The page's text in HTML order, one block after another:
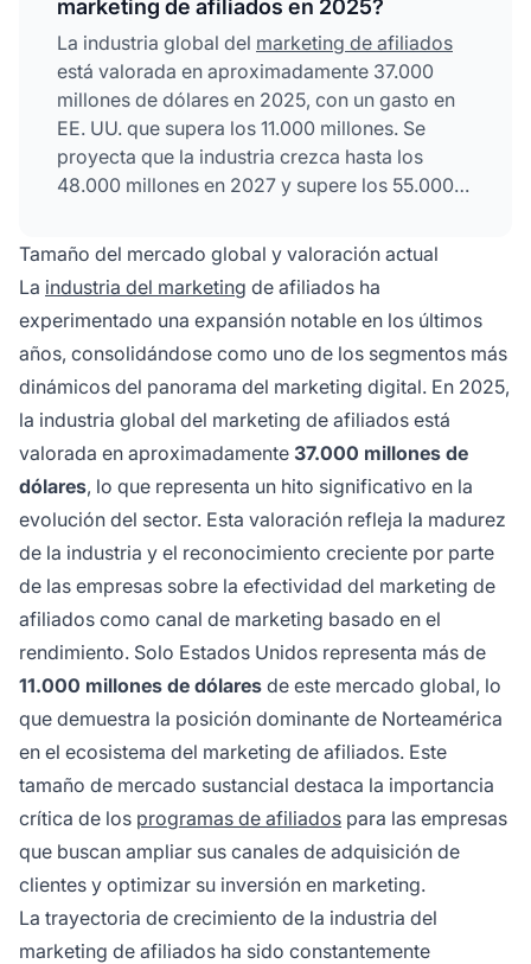
marketing de afiliados en 2025?
La industria global del marketing de afiliados
está valorada en aproximadamente 37.000
millones de dólares en 2025, con un gasto en
EE. UU. que supera los 11.000 millones. Se
proyecta que la industria crezca hasta los
48.000 millones en 2027 y supere los 55.000
de crecimiento anual del 14-15%.
Tamaño del mercado global y valoración actual
La industria del marketing de afiliados ha
experimentado una expansión notable en los últimos
años, consolidándose como uno de los segmentos más
dinámicos del panorama del marketing digital. En 2025,
la industria global del marketing de afiliados está
valorada en aproximadamente 37.000 millones de
dólares, lo que representa un hito significativo en la
evolución del sector. Esta valoración refleja la madurez
de la industria y el reconocimiento creciente por parte
de las empresas sobre la efectividad del marketing de
afiliados como canal de marketing basado en el
rendimiento. Solo Estados Unidos representa más de
11.000 millones de dólares de este mercado global, lo
que demuestra la posición dominante de Norteamérica
en el ecosistema del marketing de afiliados. Este
tamaño de mercado sustancial destaca la importancia
crítica de los programas de afiliados para las empresas
que buscan ampliar sus canales de adquisición de
clientes y optimizar su inversión en marketing.
La trayectoria de crecimiento de la industria del
marketing de afiliados ha sido constantemente